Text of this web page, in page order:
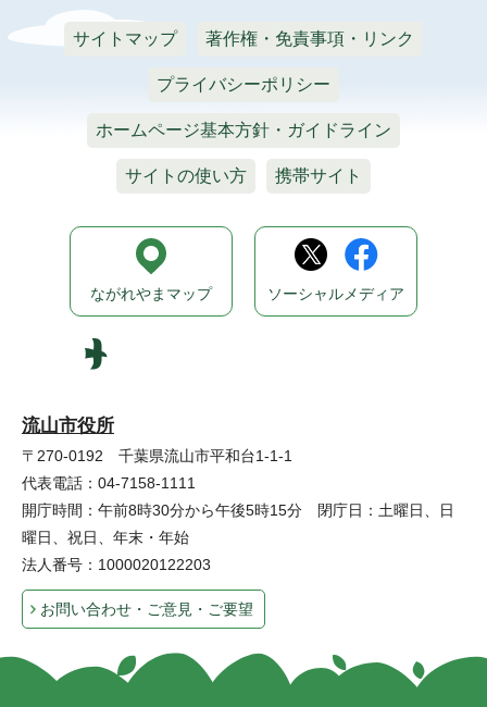
サイトマップ 著作権・免責事項・リンク
プライバシーポリシー
ホームページ基本方針・ガイドライン
サイトの使い方 携帯サイト
流山市役所
〒270-0192 千葉県流山市平和台1-1-1
代表電話：04-7158-1111
開庁時間：午前8時30分から午後5時15分 閉庁日：土曜日、日
曜日、祝日、年末・年始
法人番号：1000020122203
お問い合わせ・ご意見・ご要望
ながれやまマップ ソーシャルメディア